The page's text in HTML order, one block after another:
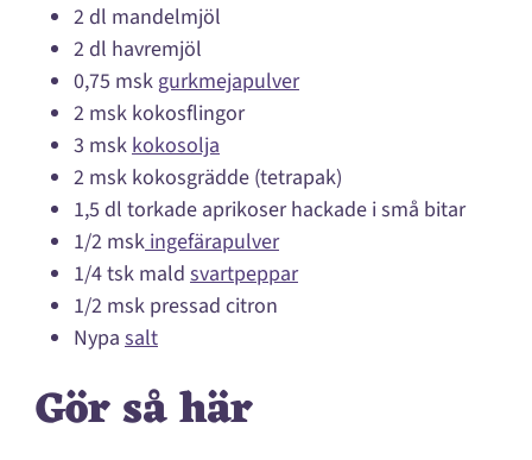
2 dl mandelmjöl
2 dl havremjöl
0,75 msk gurkmejapulver
2 msk kokosflingor
3 msk kokosolja
2 msk kokosgrädde (tetrapak)
1,5 dl torkade aprikoser hackade i små bitar
1/2 msk ingefärapulver
1/4 tsk mald svartpeppar
1/2 msk pressad citron
Nypa salt
Gör så här